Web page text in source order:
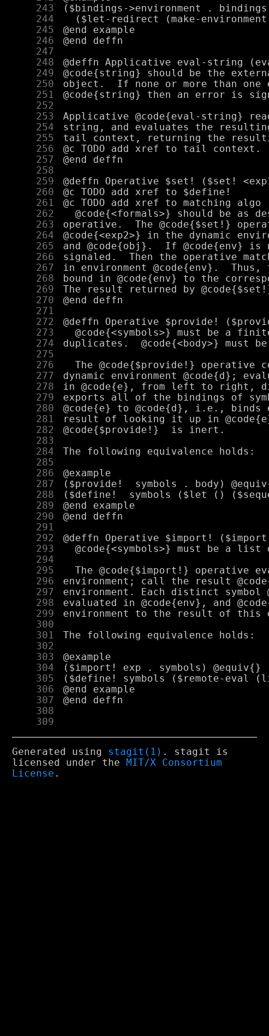
    243
    244
    245
    246
    247
    248
    249
    250
    251
    252
    253
    254
    255
    256
    257
    258
    259
    260
    261
    262
    263
    264
    265
    266
    267
    268
    269
    270
    271
    272
    273
    274
    275
    276
    277
    278
    279
    280
    281
    282
    283
    284
    285
    286
    287
    288
    289
    290
    291
    292
    293
    294
    295
    296
    297
    298
    299
    300
    301
    302
    303
    304
    305
    306
    307
    308
    309
Generated using stagit(1) . stagit is
licensed under the
MIT/X Consortium
License .